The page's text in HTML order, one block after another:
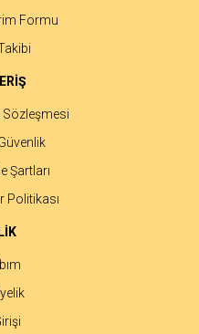
Formu
Sözleşmesi
Şartları
Politikası